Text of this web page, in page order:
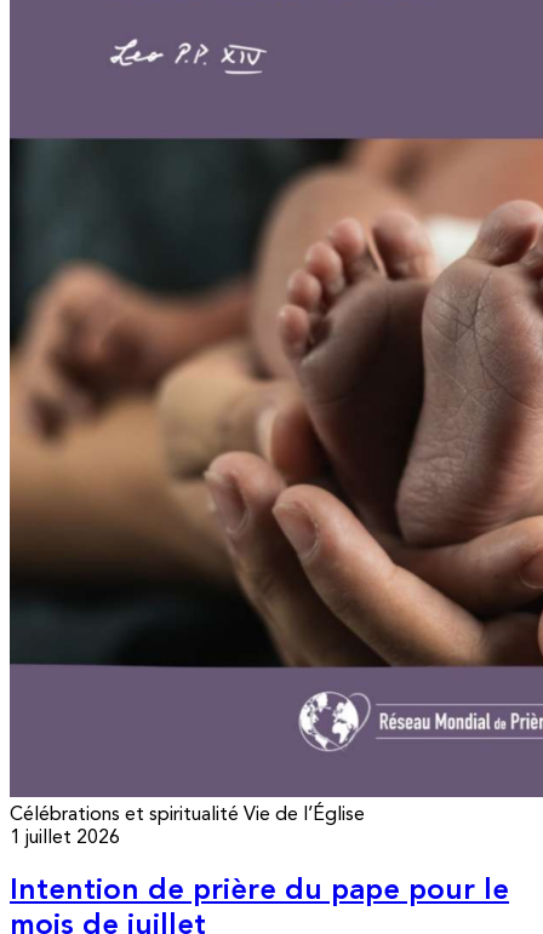
Célébrations et spiritualité Vie de l’Église
1 juillet 2026
Intention de prière du pape pour le
mois de juillet